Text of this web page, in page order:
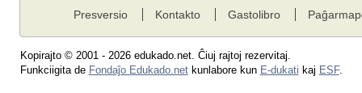
Presversio Kontakto Gastolibro
Kopirajto © 2001 - 2026 edukado.net. Ĉiuj rajtoj rezervitaj.
Funkciigita de Fondaĵo Edukado.netkunlabore kun E-dukati kaj ESF.